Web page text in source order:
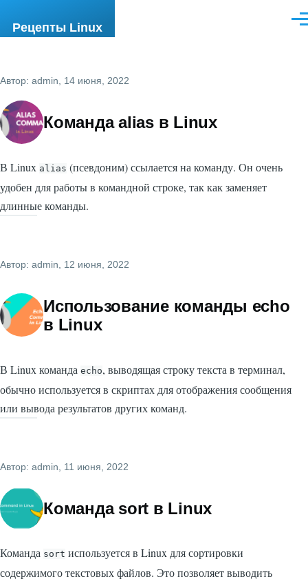
Рецепты Linux
Автор: admin , 14 июня, 2022
Команда alias в Linux
В Linux alias (псевдоним) ссылается на команду. Он очень
удобен для работы в командной строке, так как заменяет
длинные команды.
Автор: admin , 12 июня, 2022
Использование команды echo
в Linux
В Linux команда echo, выводящая строку текста в терминал,
обычно используется в скриптах для отображения сообщения
или вывода результатов других команд.
Автор: admin , 11 июня, 2022
Команда sort в Linux
Команда sort используется в Linux для сортировки
содержимого текстовых файлов. Это позволяет выводить